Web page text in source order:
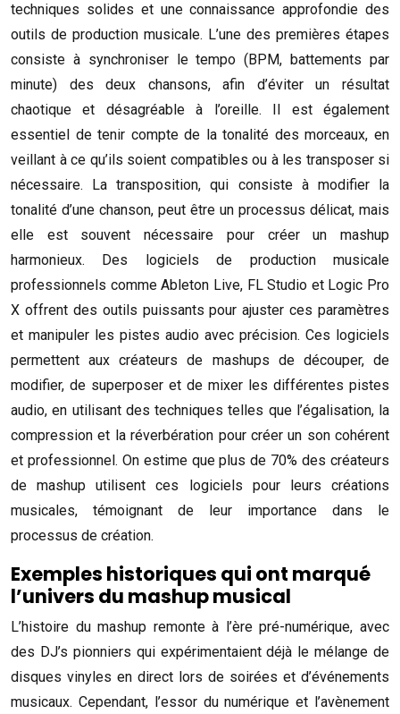
techniques solides et une connaissance approfondie des
outils de production musicale. L’une des premières étapes
consiste à synchroniser le tempo (BPM, battements par
minute) des deux chansons, afin d’éviter un résultat
chaotique et désagréable à l’oreille. Il est également
essentiel de tenir compte de la tonalité des morceaux, en
veillant à ce qu’ils soient compatibles ou à les transposer si
nécessaire. La transposition, qui consiste à modifier la
tonalité d’une chanson, peut être un processus délicat, mais
elle est souvent nécessaire pour créer un mashup
harmonieux. Des logiciels de production musicale
professionnels comme Ableton Live, FL Studio et Logic Pro
X offrent des outils puissants pour ajuster ces paramètres
et manipuler les pistes audio avec précision. Ces logiciels
permettent aux créateurs de mashups de découper, de
modifier, de superposer et de mixer les différentes pistes
audio, en utilisant des techniques telles que l’égalisation, la
compression et la réverbération pour créer un son cohérent
et professionnel. On estime que plus de 70% des créateurs
de mashup utilisent ces logiciels pour leurs créations
musicales, témoignant de leur importance dans le
processus de création.
Exemples historiques qui ont marqué
l’univers du mashup musical
L’histoire du mashup remonte à l’ère pré-numérique, avec
des DJ’s pionniers qui expérimentaient déjà le mélange de
disques vinyles en direct lors de soirées et d’événements
musicaux. Cependant, l’essor du numérique et l’avènement